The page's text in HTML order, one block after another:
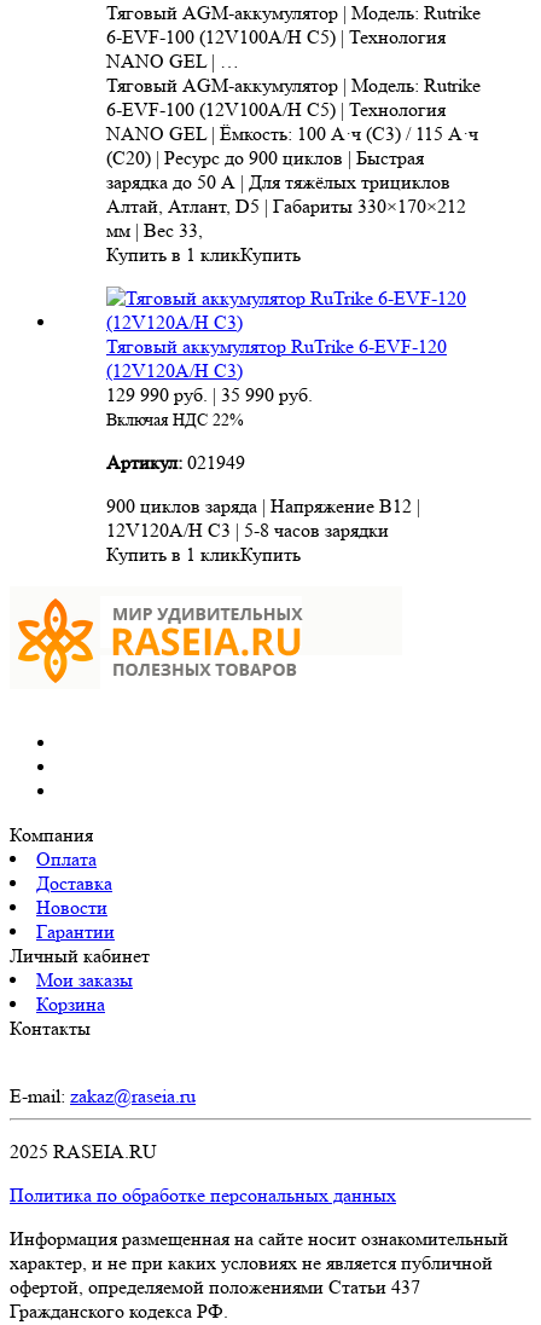
Тяговый AGM-аккумулятор | Модель: Rutrike
6-EVF-100 (12V100A/H C5) | Технология
NANO GEL | …
Тяговый AGM-аккумулятор | Модель: Rutrike
6-EVF-100 (12V100A/H C5) | Технология
NANO GEL | Ёмкость: 100 А·ч (С3) / 115 А·ч
(С20) | Ресурс до 900 циклов | Быстрая
зарядка до 50 А | Для тяжёлых трициклов
Алтай, Атлант, D5 | Габариты 330×170×212
мм | Вес 33,
Купить в 1 кликКупить
Тяговый аккумулятор RuTrike 6-EVF-120
(12V120A/H C3)
129 990 руб. | 35 990 руб.
Включая НДС 22%
Артикул: 021949
900 циклов заряда | Напряжение В12 |
12V120A/H C3 | 5-8 часов зарядки
Купить в 1 кликКупить
Компания
Оплата
Доставка
Новости
Гарантии
Личный кабинет
Мои заказы
Корзина
Контакты
E-mail: zakaz@raseia.ru
2025 RASEIA.RU
Политика по обработке персональных данных
Информация размещенная на сайте носит ознакомительный
характер, и не при каких условиях не является публичной
офертой, определяемой положениями Статьи 437
Гражданского кодекса РФ.